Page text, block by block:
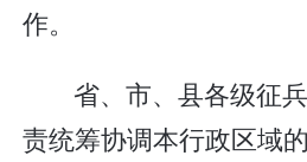
作。
省、市、县各级征
责统筹协调本行政区域